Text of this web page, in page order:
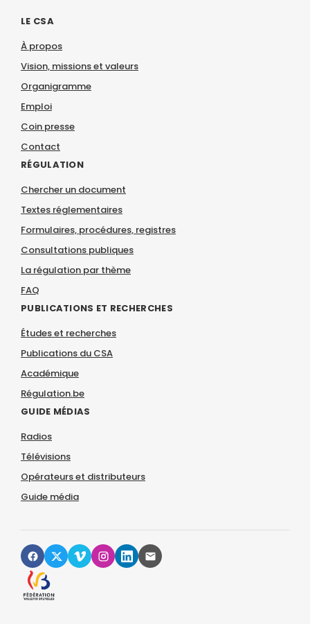
LE CSA
À propos
Vision, missions et valeurs
Organigramme
Emploi
Coin presse
Contact
RÉGULATION
Chercher un document
Textes réglementaires
Formulaires, procédures, registres
Consultations publiques
La régulation par thème
FAQ
PUBLICATIONS ET RECHERCHES
Études et recherches
Publications du CSA
Académique
Régulation.be
GUIDE MÉDIAS
Radios
Télévisions
Opérateurs et distributeurs
Guide média